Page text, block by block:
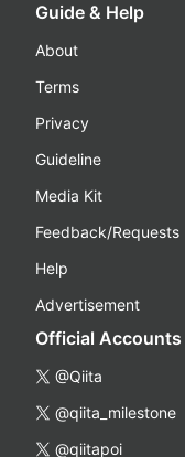
Guide & Help
About
Terms
Privacy
Guideline
Media Kit
Feedback/Requests
Help
Advertisement
Official Accounts
@Qiita
@qiita_milestone
@qiitapoi